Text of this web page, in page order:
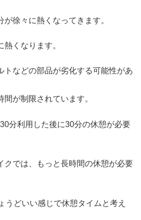
徐々に熱くなってきます。
くなります。
トなどの部品が劣化する可能性があ
が制限されています。
分利用した後に30分の休憩が必要
クでは、もっと長時間の休憩が必要
うどいい感じで休憩タイムと考え